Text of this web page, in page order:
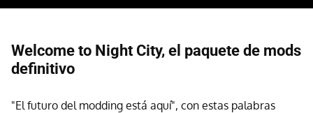
Welcome to Night City, el paquete de mods
definitivo
"El futuro del modding está aquí", con estas palabras